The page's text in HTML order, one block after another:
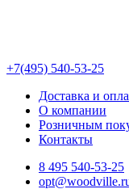
+7(495) 540-53-25
Доставка и
О компании
Розничным
Контакты
8 495 540-53-25